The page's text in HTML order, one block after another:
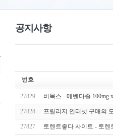
공지사항
번호
27829 버목스 - 메벤다졸
27828 프릴리지 인터넷 구매의
27827 토렌트좋다 사이트 - 토